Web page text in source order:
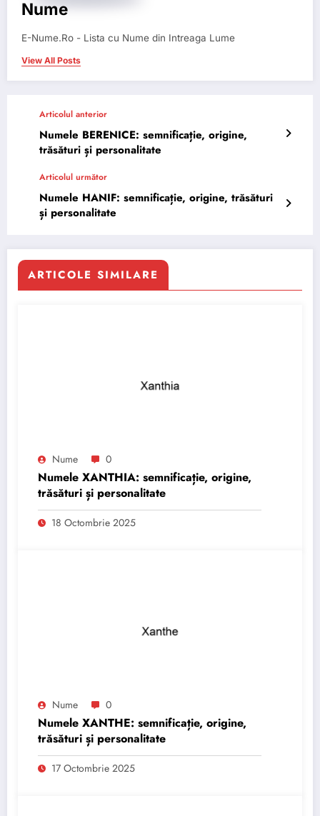
Nume
E-Nume.Ro - Lista cu Nume din Intreaga Lume
View All Posts
Articolul anterior
Numele BERENICE: semnificație, origine,
trăsături și personalitate
Articolul următor
Numele HANIF: semnificație, origine, trăsături
și personalitate
ARTICOLE SIMILARE
Nume 0
Numele XANTHIA: semnificație, origine,
trăsături și personalitate
18 Octombrie 2025
Nume 0
Numele XANTHE: semnificație, origine,
trăsături și personalitate
17 Octombrie 2025